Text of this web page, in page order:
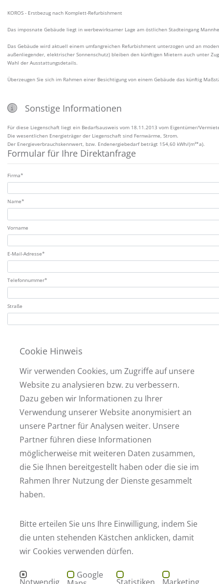
KOROS - Erstbezug nach Komplett-Refurbishment
Das imposnate Gebäude liegt in werbewirksamer Lage am östlichen Stadteingang
Das Gebäude wird aktuell einem umfangreichen Refurbishment unterzogen und an
außenliegender, elektrischer Sonnenschutz) bleiben den künftigen Mietern auch unter
Wahl der Ausstattungsdetails.
Überzeugen Sie sich im Rahmen einer Besichtigung von einem Gebäude das künftig
Sonstige Informationen
Für diese Liegenschaft liegt ein Bedarfsausweis vom 18.11.2013 vom Eigentümer/
Die wesentlichen Energieträger der Liegenschaft sind Fernwärme, Strom.
Der Energieverbrauchskennwert, bzw. Endenergiebedarf beträgt 154,60 kWh/(m²*a).
Formular für Ihre Direktanfrage
Firma*
Name*
Vorname
E-Mail-Adresse*
Telefonnummer*
Straße
Wohnort
Zulassung*
Ihre Nachricht
Ich bin damit einverstanden, dass meine oben genannten Daten für den Zeitraum
ABSCHICKEN
* Zur Bearbeitung Ihrer Anfrage müssen alle mit einem Sternchen markierten Felder
Fußzeile der Webseite
Adresse
STRATEGPRO Real Estate GmbH
Kontakt
Cookie Hinweis
Wir verwenden Cookies, um Zugriffe auf unsere
Website zu analysieren bzw. zu verbessern.
Dazu geben wir Informationen zu Ihrer
Verwendung unserer Website anonymisiert an
unsere Partner für Analysen weiter. Unsere
Partner führen diese Informationen
möglicherweise mit weiteren Daten zusammen,
die Sie Ihnen bereitgestellt haben oder die sie im
Rahmen Ihrer Nutzung der Dienste gesammelt
haben.
Bitte erteilen Sie uns Ihre Einwilligung, indem Sie
die unten stehenden Kästchen anklicken, damit
wir Cookies verwenden dürfen.
Google